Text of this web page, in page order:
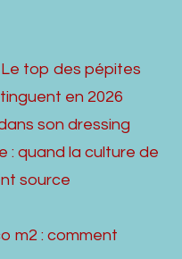
top des pépites
en 2026
son dressing
: quand la culture de
source
m2 : comment